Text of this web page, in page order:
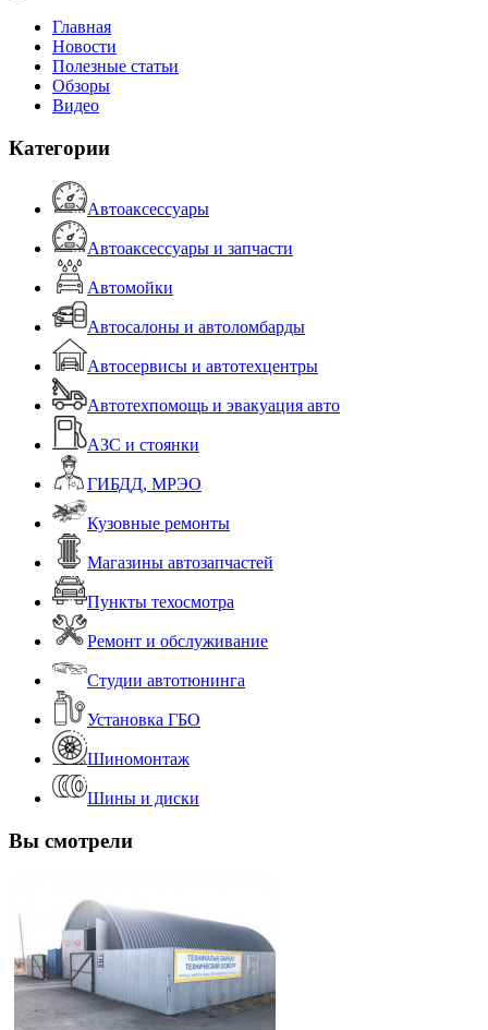
Главная
Новости
Полезные статьи
Обзоры
Видео
Категории
Автоаксессуары
Автоаксессуары и запчасти
Автомойки
Автосалоны и автоломбарды
Автосервисы и автотехцентры
Автотехпомощь и эвакуация авто
АЗС и стоянки
ГИБДД, МРЭО
Кузовные ремонты
Магазины автозапчастей
Пункты техосмотра
Ремонт и обслуживание
Студии автотюнинга
Установка ГБО
Шиномонтаж
Шины и диски
Вы смотрели